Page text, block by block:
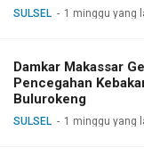
SULSEL 1 minggu yang
Damkar Makassar
Pencegahan
Bulurokeng
SULSEL 1 minggu yang